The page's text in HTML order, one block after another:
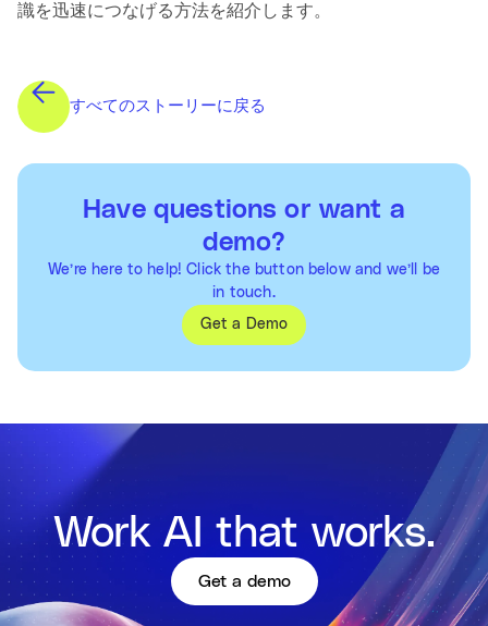
識を迅速につなげる方法を紹介します。
すべてのストーリーに戻る
Have questions or want a
demo?
We’re here to help! Click the button below and we’ll be
in touch.
Get a Demo
Work AI that works.
Get a demo